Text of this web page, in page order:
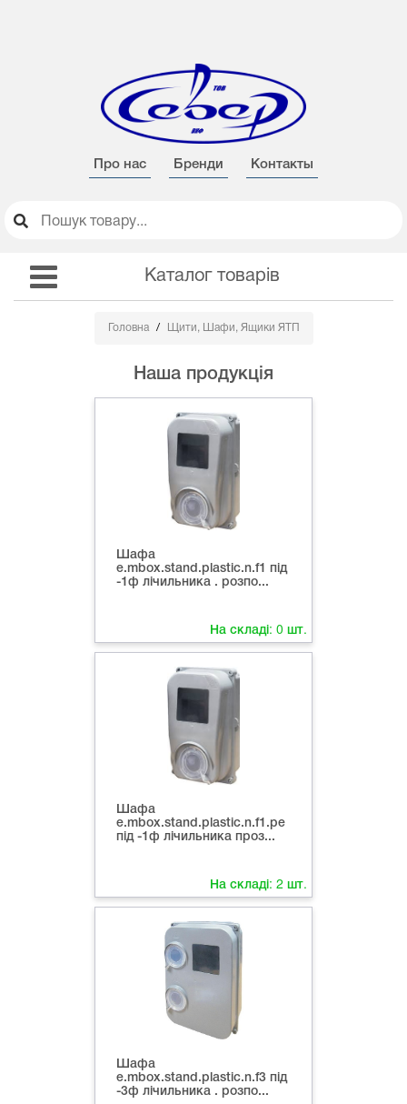
Про нас Бренди Контакты
Каталог товарів
Головна Щити, Шафи, Ящики ЯТП
Наша продукція
Шафа
e.mbox.stand.plastic.n.f1 під
-1ф лічильника . розпо...
На складі: 0 шт.
Шафа
e.mbox.stand.plastic.n.f1.pe
під -1ф лічильника проз...
На складі: 2 шт.
Шафа
e.mbox.stand.plastic.n.f3 під
-3ф лічильника . розпо...